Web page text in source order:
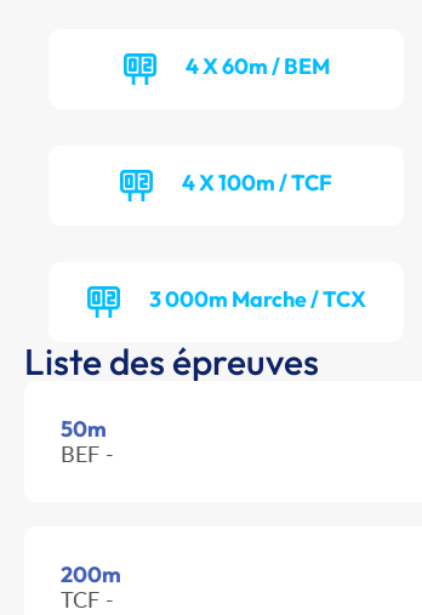
4 X 60m / BEM
4 X 100m / TCF
3 000m Marche / TCX
Liste des épreuves
50m
BEF -
200m
TCF -